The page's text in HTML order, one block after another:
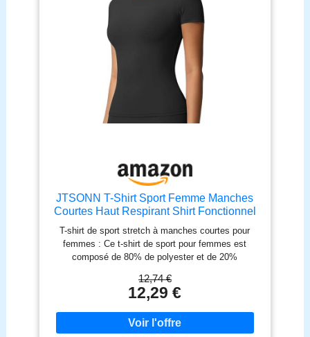
JTSONN T-Shirt Sport Femme Manches
Courtes Haut Respirant Shirt Fonctionnel
col Rond Shirt de Course Compression
Yoga Gym Top pour l'entraînement
Running Fitness
T-shirt de sport stretch à manches courtes pour
femmes : Ce t-shirt de sport pour femmes est
composé de 80% de polyester et de 20%
optimale. Le tissu évacue efficacement la
transpiration, sèche rapidement et conserve une
agréable sensation de peau sèche - idéal pour les
entraînements intensifs comme la course, le yoga
12,74 €
12,29 €